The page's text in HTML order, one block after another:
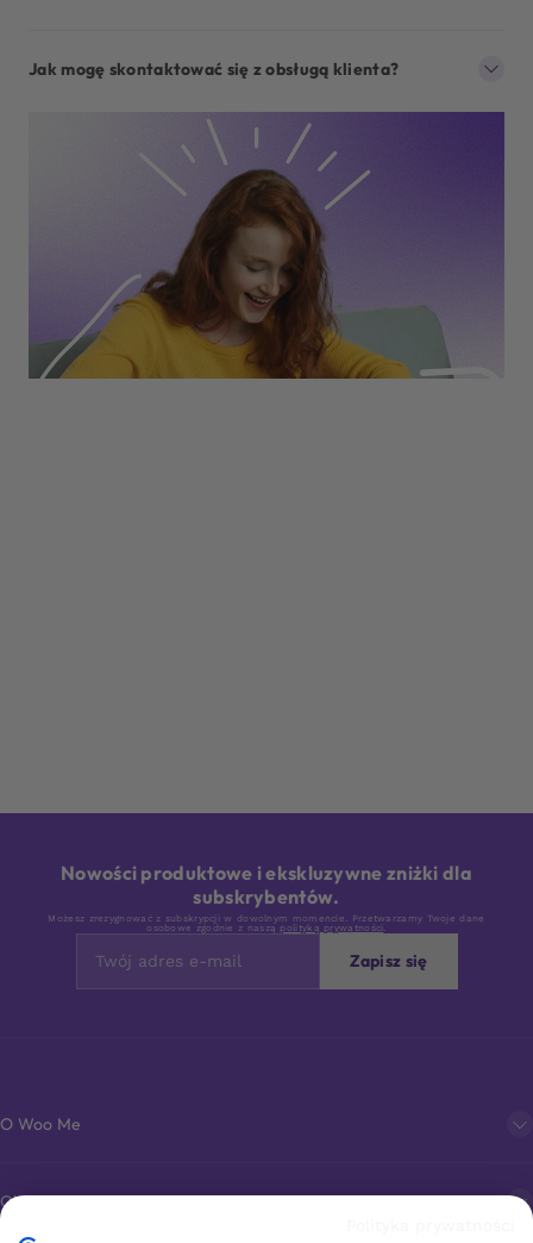
Jak mogę skontaktować się z obsługą klienta?
Nowości produktowe i ekskluzywne zniżki dla
subskrybentów.
Możesz zrezygnować z subskrypcji w dowolnym momencie. Przetwarzamy Twoje dane
osobowe zgodnie z naszą polityką prywatności
Zapisz się
O Woo Me
Obsługa klienta